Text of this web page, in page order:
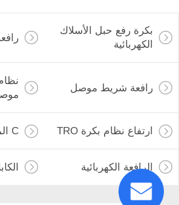
بكرة رفع حبل الأسلاك
الكهربائية
رافعة شريط موصل
ارتفاع نظام بكرة TRO C المسار نظام اكليل
الرافعة الكهربائية